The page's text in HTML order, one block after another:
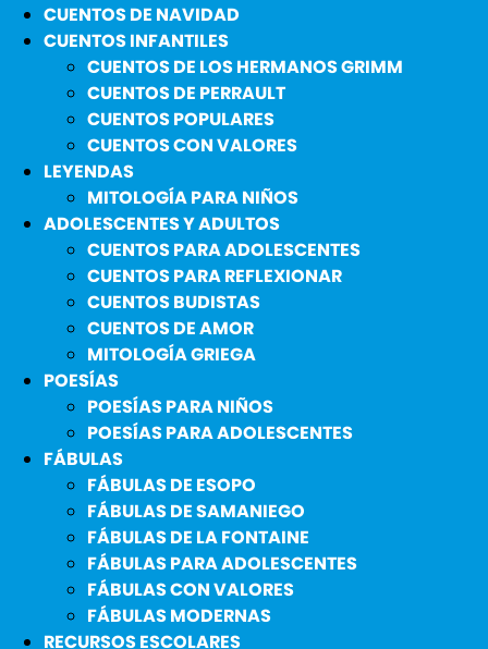
CUENTOS DE NAVIDAD
CUENTOS INFANTILES
CUENTOS DE LOS HERMANOS GRIMM
CUENTOS DE PERRAULT
CUENTOS POPULARES
CUENTOS CON VALORES
LEYENDAS
MITOLOGÍA PARA NIÑOS
ADOLESCENTES Y ADULTOS
CUENTOS PARA ADOLESCENTES
CUENTOS PARA REFLEXIONAR
CUENTOS BUDISTAS
CUENTOS DE AMOR
MITOLOGÍA GRIEGA
POESÍAS
POESÍAS PARA NIÑOS
POESÍAS PARA ADOLESCENTES
FÁBULAS
FÁBULAS DE ESOPO
FÁBULAS DE SAMANIEGO
FÁBULAS DE LA FONTAINE
FÁBULAS PARA ADOLESCENTES
FÁBULAS CON VALORES
FÁBULAS MODERNAS
RECURSOS ESCOLARES